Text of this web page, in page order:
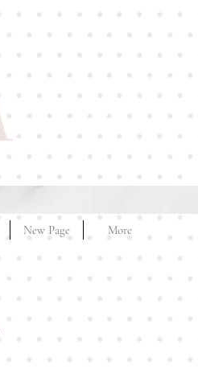
New Page More